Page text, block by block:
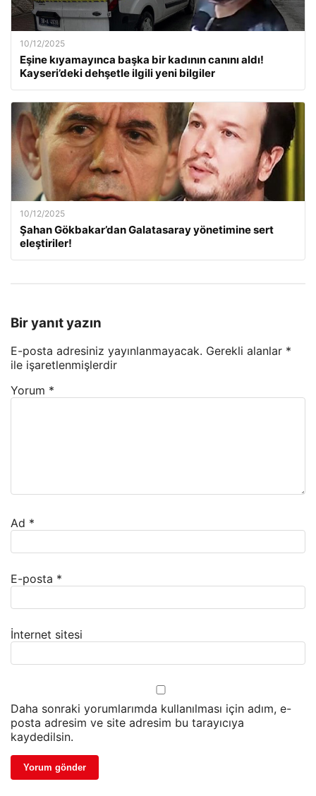
10/12/2025
Eşine kıyamayınca başka bir kadının canını aldı!
Kayseri’deki dehşetle ilgili yeni bilgiler
10/12/2025
Şahan Gökbakar’dan Galatasaray yönetimine sert
eleştiriler!
Bir yanıt yazın
E-posta adresiniz yayınlanmayacak. Gerekli alanlar *
ile işaretlenmişlerdir
Yorum *
Ad *
E-posta *
İnternet sitesi
Daha sonraki yorumlarımda kullanılması için adım, e-
posta adresim ve site adresim bu tarayıcıya
kaydedilsin.